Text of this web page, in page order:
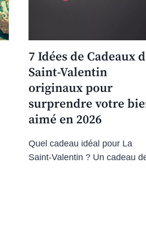
7 Idées de Cadeaux
Saint-Valentin
originaux pour
surprendre votre
aimé en 2026
Quel cadeau idéal pour La
Saint-Valentin ? Un cadeau